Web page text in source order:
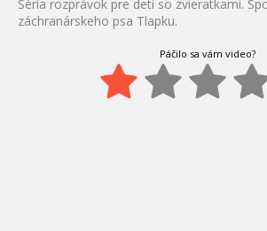
Séria rozprávok pre deti so zvieratkami.
záchranárskeho psa Tlapku.
Páčilo sa vám video?